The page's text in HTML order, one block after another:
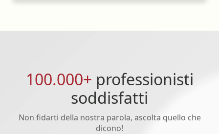
100.000+ professionisti
soddisfatti
Non fidarti della nostra parola, ascolta quello che
dicono!